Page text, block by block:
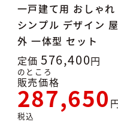
一戸建て用 おしゃれ
シンプル デザイン 屋
外 一体型 セット
定価 576,400
のところ
販売価格
287,650
税込